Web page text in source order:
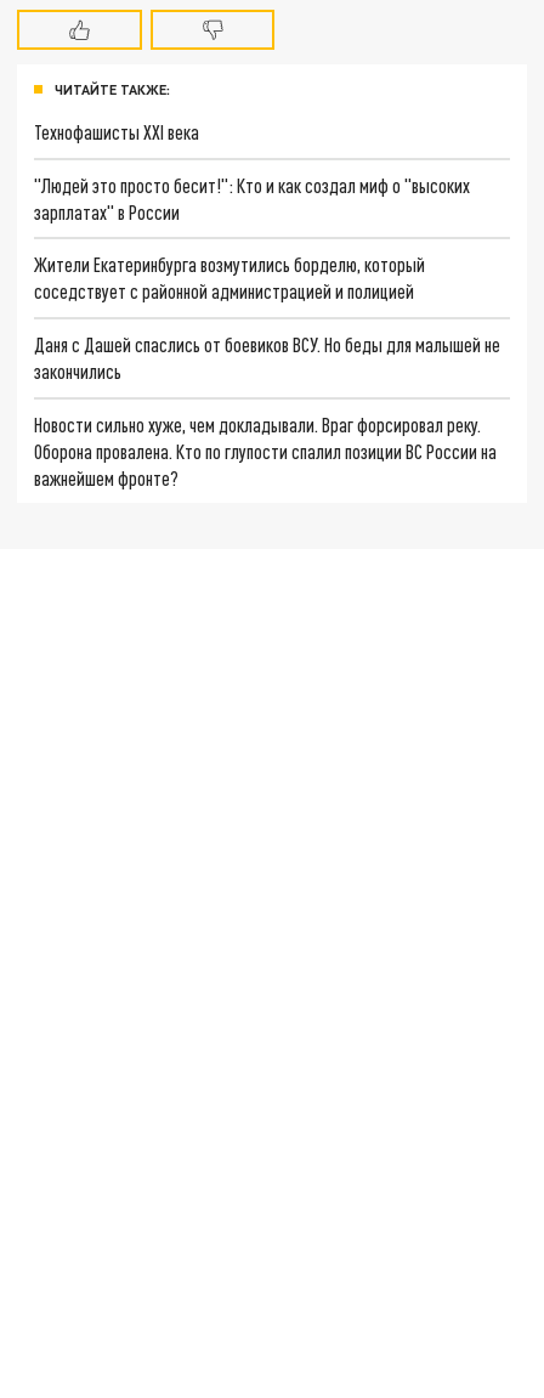
ЧИТАЙТЕ ТАКЖЕ:
Технофашисты XXI века
"Людей это просто бесит!": Кто и как создал миф о "высоких
зарплатах" в России
Жители Екатеринбурга возмутились борделю, который
соседствует с районной администрацией и полицией
Даня с Дашей спаслись от боевиков ВСУ. Но беды для малышей не
закончились
Новости сильно хуже, чем докладывали. Враг форсировал реку.
Оборона провалена. Кто по глупости спалил позиции ВС России на
важнейшем фронте?